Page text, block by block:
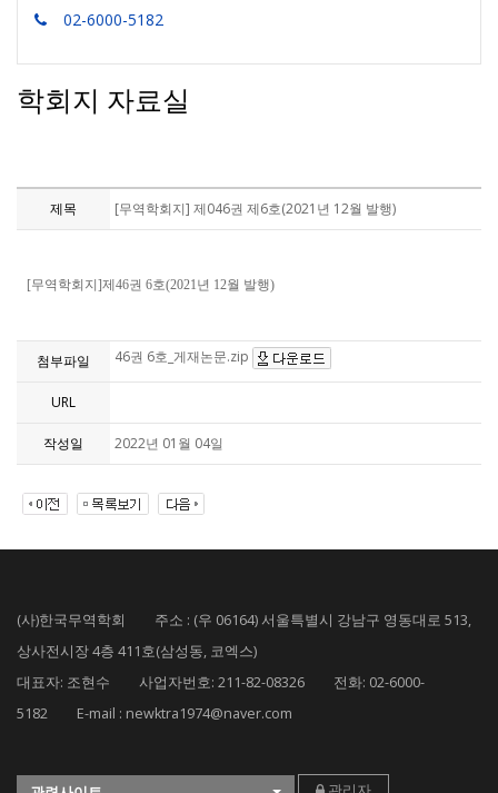
02-6000-5182
학회지 자료실
제목 [무역학회지] 제046권 제6호(2021년 12월 발행)
[무역학회지]제46권 6호(2021년 12월 발행)
첨부파일 46권 6호_게재논문.zip
URL
작성일 2022년 01월 04일
(사)한국무역학회 주소 : (우 06164) 서울특별시 강남구 영동대로 513,
상사전시장 4층 411호(삼성동, 코엑스)
대표자: 조현수 사업자번호: 211-82-08326 전화: 02-6000-
5182 E-mail : newktra1974@naver.com